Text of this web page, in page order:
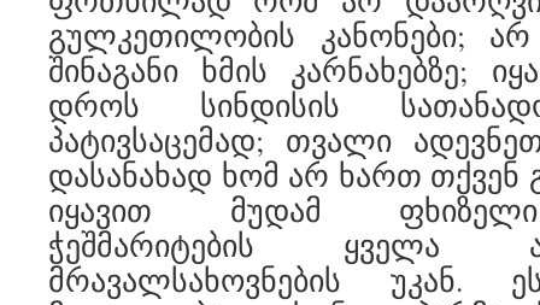
გულკეთილობის კანონები;
შინაგანი ხმის კარნახებზე;
დროს სინდისის
პატივსაცემად; თვალი
დასანახად ხომ არ ხართ თქვენ
იყავით მუდამ
ჭეშმარიტების ყველა
მრავალსახოვნების უკან.